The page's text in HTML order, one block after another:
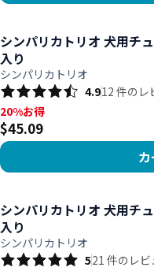
シンパリカトリオ 犬用チ
入り
シンパリカトリオ
4.912 件のレ
20%お得, $45.09
20%お得
$45.09
シンパリカトリオ 犬用チ
入り
シンパリカトリオ
521 件のレビ